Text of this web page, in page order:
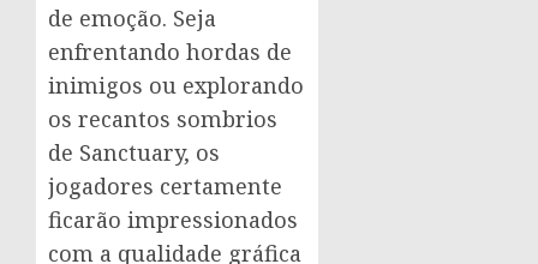
de emoção. Seja
enfrentando hordas de
inimigos ou explorando
os recantos sombrios
de Sanctuary, os
jogadores certamente
ficarão impressionados
com a qualidade gráfica